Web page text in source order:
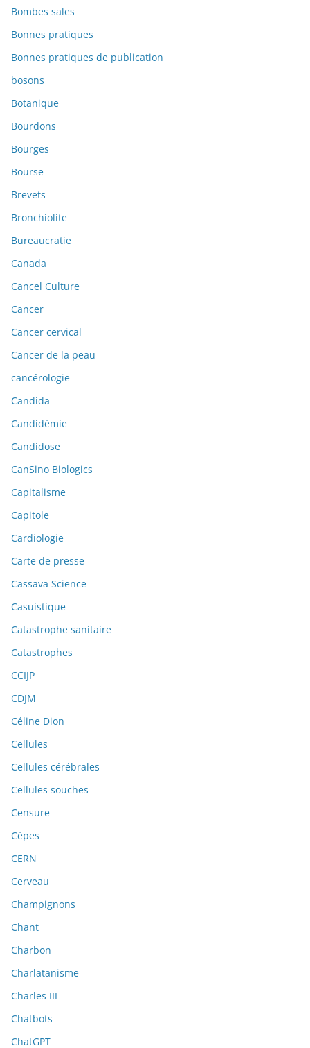
Bombes sales
Bonnes pratiques
Bonnes pratiques de publication
bosons
Botanique
Bourdons
Bourges
Bourse
Brevets
Bronchiolite
Bureaucratie
Canada
Cancel Culture
Cancer
Cancer cervical
Cancer de la peau
cancérologie
Candida
Candidémie
Candidose
CanSino Biologics
Capitalisme
Capitole
Cardiologie
Carte de presse
Cassava Science
Casuistique
Catastrophe sanitaire
Catastrophes
CCIJP
CDJM
Céline Dion
Cellules
Cellules cérébrales
Cellules souches
Censure
Cèpes
CERN
Cerveau
Champignons
Chant
Charbon
Charlatanisme
Charles III
Chatbots
ChatGPT